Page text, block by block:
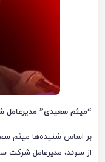
“میثم سعیدی” مدیرعامل
بر اساس شنیده‌ها میثم
از سوئد، مدیرعامل شرکت